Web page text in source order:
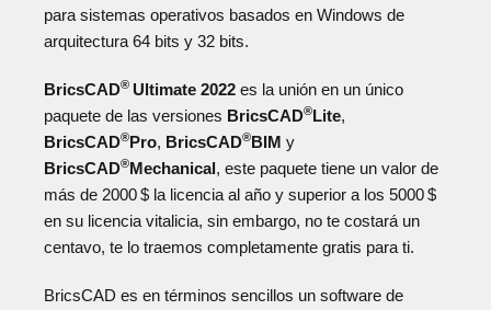
para sistemas operativos basados en Windows de
arquitectura 64 bits y 32 bits.
BricsCAD® Ultimate 2022 es la unión en un único
paquete de las versiones BricsCAD®Lite,
BricsCAD®Pro, BricsCAD®BIM y
BricsCAD®Mechanical, este paquete tiene un valor de
más de 2000 $ la licencia al año y superior a los 5000 $
en su licencia vitalicia, sin embargo, no te costará un
centavo, te lo traemos completamente gratis para ti.
BricsCAD es en términos sencillos un software de